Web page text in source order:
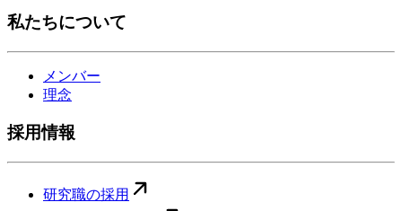
私たちについて
メンバー
理念
採用情報
研究職の採用